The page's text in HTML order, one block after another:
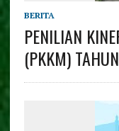
BERITA
PENILIAN
(PKKM)